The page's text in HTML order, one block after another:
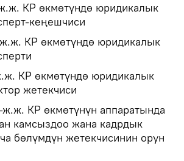
КР өкмөтүндө юридикалык
кеңешчиси
КР өкмөтүндө юридикалык
КР өкмөтүндө юридикалык
жетекчиси
КР өкмөтүнүн аппаратында
камсыздоо жана кадрдык
бөлүмдүн жетекчисинин орун